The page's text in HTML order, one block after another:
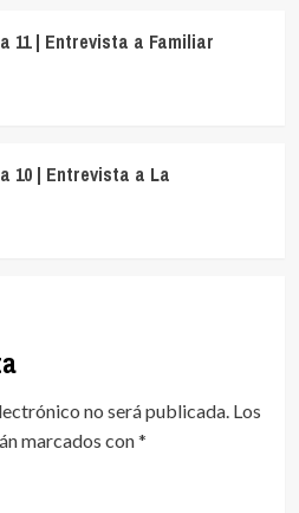
11 | Entrevista a Familiar
10 | Entrevista a La
no será publicada. Los
marcados con*